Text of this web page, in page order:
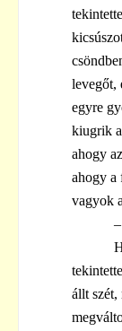
levegőt,
egyre
kiugrik
ahogy
ahogy a
vagyok
állt